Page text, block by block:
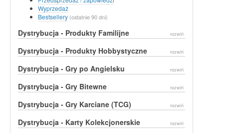
Wyprzedaż
Bestsellery (ostatnie 90 dni)
Dystrybucja - Produkty Familijne rozwiń
Dystrybucja - Produkty Hobbystyczne rozwiń
Dystrybucja - Gry po Angielsku rozwiń
Dystrybucja - Gry Bitewne rozwiń
Dystrybucja - Gry Karciane (TCG) rozwiń
Dystrybucja - Karty Kolekcjonerskie rozwiń